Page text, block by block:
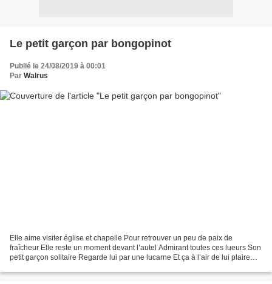
Le petit garçon par bongopinot
Publié le 24/08/2019 à 00:01
Par Walrus
Elle aime visiter église et chapelle Pour retrouver un peu de paix de
fraîcheur Elle reste un moment devant l’autel Admirant toutes ces lueurs Son
petit garçon solitaire Regarde lui par une lucarne Et ça à l’air de lui plaire